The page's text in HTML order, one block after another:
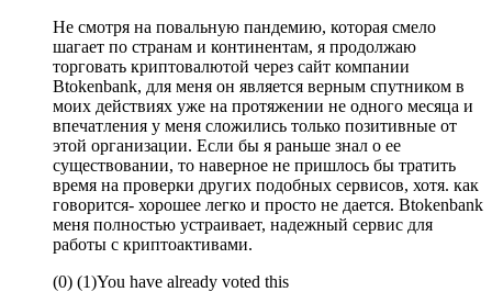
Не смотря на повальную пандемию, которая смело
шагает по странам и континентам, я продолжаю
торговать криптовалютой через сайт компании
Btokenbank, для меня он является верным спутником в
моих действиях уже на протяжении не одного месяца и
впечатления у меня сложились только позитивные от
этой организации. Если бы я раньше знал о ее
существовании, то наверное не пришлось бы тратить
время на проверки других подобных сервисов, хотя. как
говорится- хорошее легко и просто не дается. Btokenbank
меня полностью устраивает, надежный сервис для
работы с криптоактивами.
(0) (1)You have already voted this